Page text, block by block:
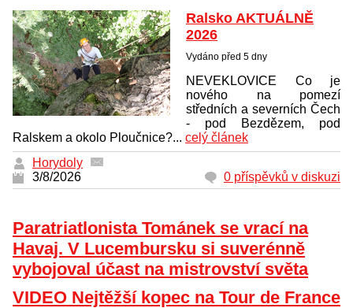
Ralsko AKTUÁLNĚ
2026
Vydáno před 5 dny
NEVEKLOVICE Co je
nového na pomezí
středních a severních Čech
- pod Bezdězem, pod
Ralskem a okolo Ploučnice?... celý článek
Horydoly
3/8/2026
0 příspěvků v diskuzi
Paratriatlonista Tománek se vrací na
Havaj. V Lucembursku si suverénně
vybojoval účast na mistrovství světa
VIDEO Nejtěžší kopec na Tour de France